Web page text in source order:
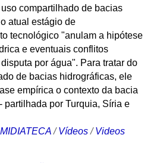
compartilhado de bacias
atual estágio de
tecnológico "anulam a hipótese
e eventuais conflitos
por água". Para tratar do
de bacias hidrográficas, ele
empírica o contexto da bacia
partilhada por Turquia, Síria e
MIDIATECA /Vídeos /Videos